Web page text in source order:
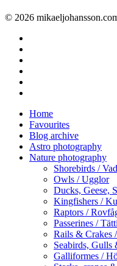
© 2026
Close
Menu
Home
Favourites
Blog archive
Astro photography
Nature photography
Shorebirds /
Owls / Ugglor
Ducks, Geese,
Kingfishers /
Raptors /
Passerines /
Rails & Crakes
Seabirds, Gulls
Galliformes /